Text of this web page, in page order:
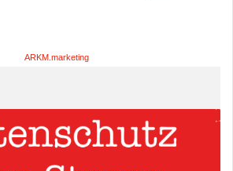
ARKM.marketing